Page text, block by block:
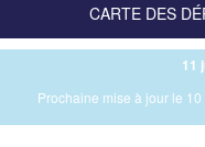
CARTE DES
11
Prochaine mise à jour le
NAV